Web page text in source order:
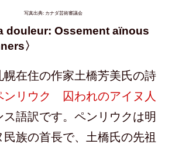
写真出典: カナダ芸術審議会
douleur: Ossement aïnous
〉
幌在住の作家土橋芳美氏の詩
ンリウク 囚われのアイヌ人
ス語訳です。ペンリウクは明
民族の首長で、土橋氏の先祖